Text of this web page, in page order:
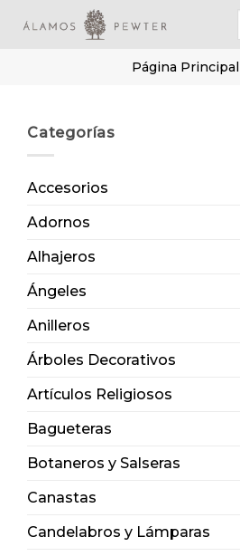
Página Principal
Categorías
Accesorios
Adornos
Alhajeros
Ángeles
Anilleros
Árboles Decorativos
Artículos Religiosos
Bagueteras
Botaneros y Salseras
Canastas
Candelabros y Lámparas